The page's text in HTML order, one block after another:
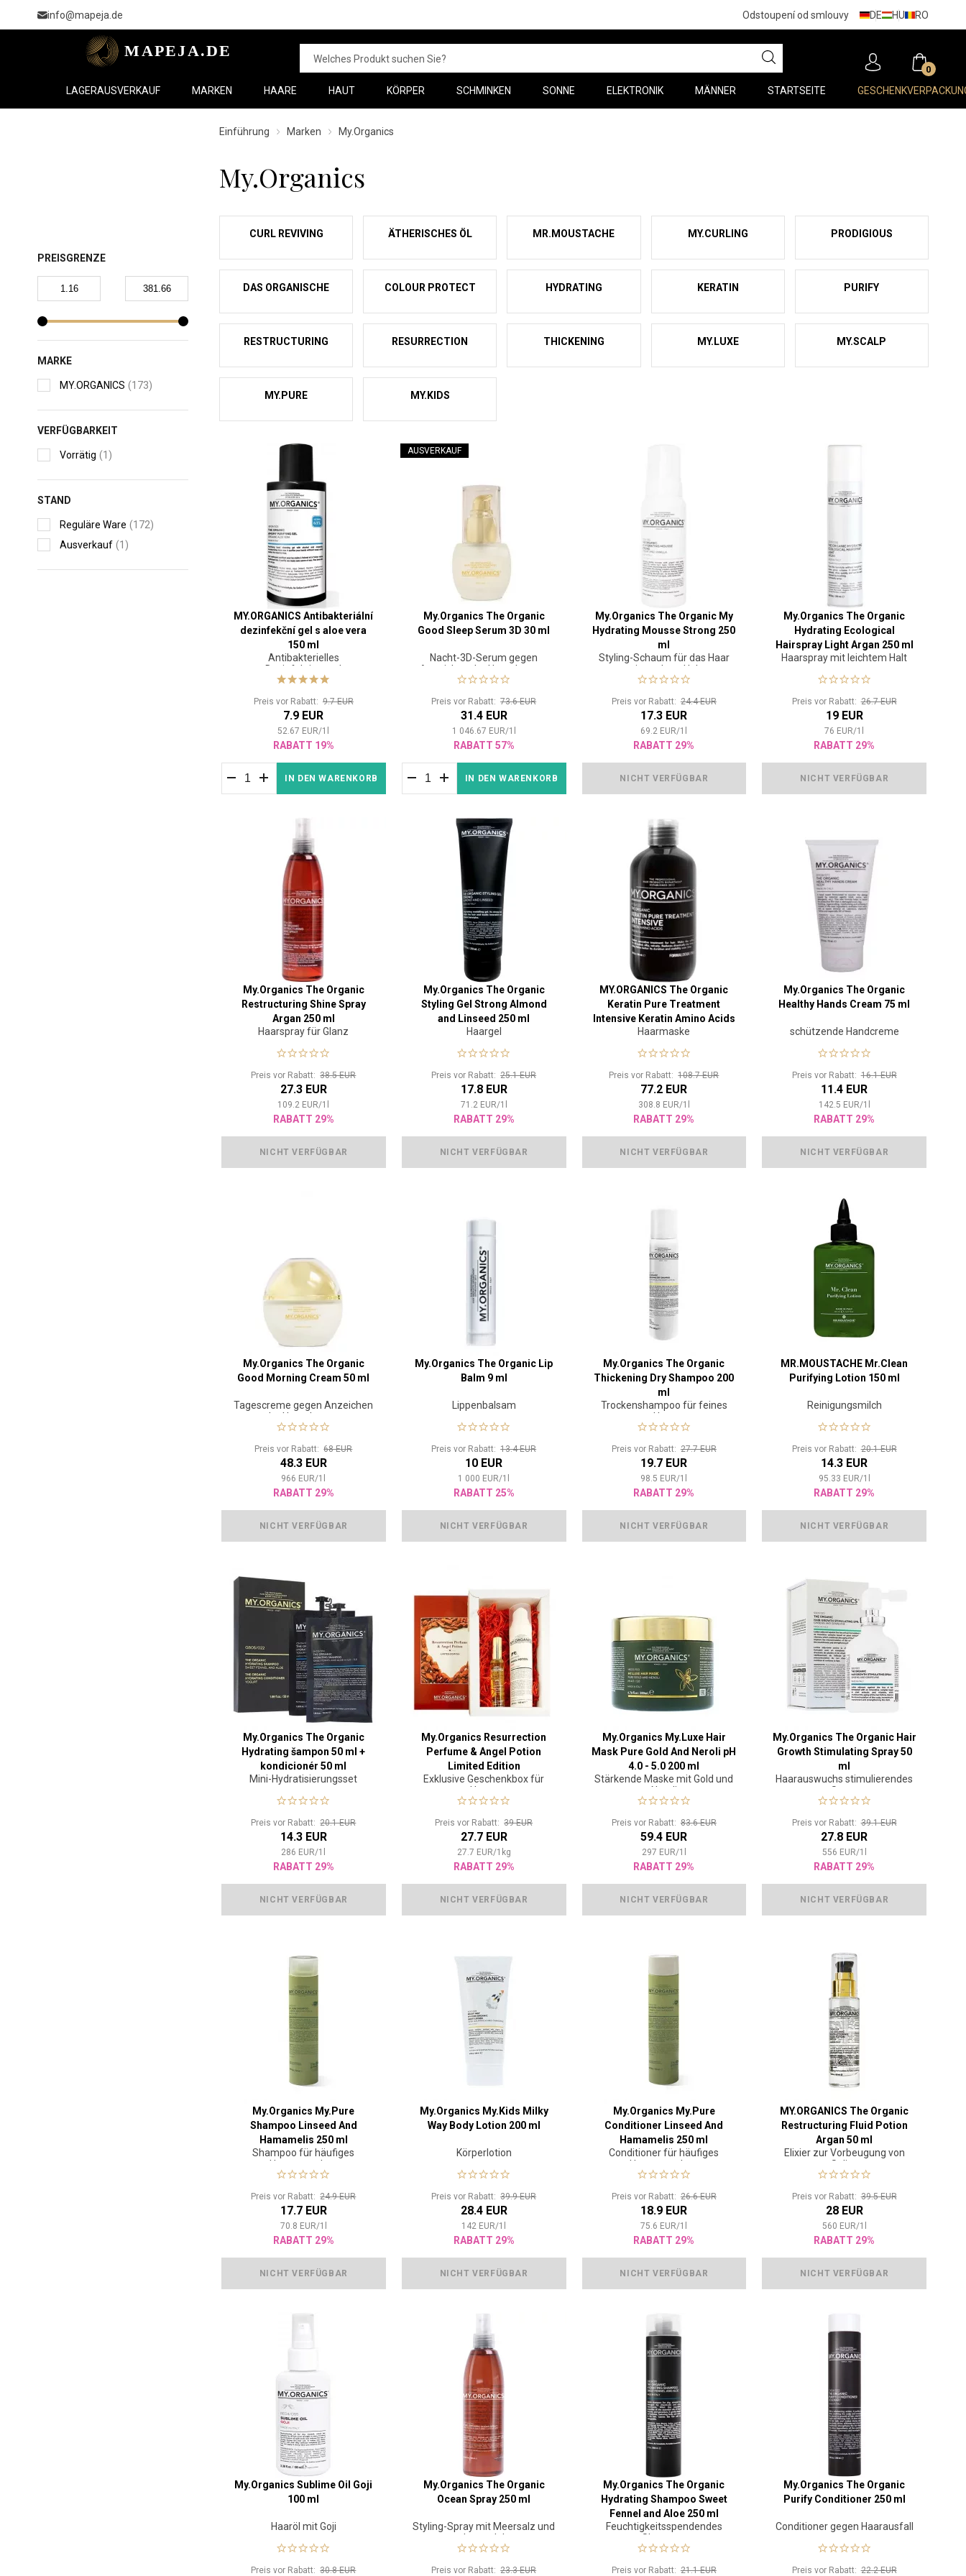
info@mapeja.de Odstoupení od smlouvy DE HU RO
0
LAGERAUSVERKAUF MARKEN HAARE HAUT KÖRPER SCHMINKEN SONNE ELEKTRONIK MÄNNER STARTSEITE
PREISGRENZE
MARKE
MY.ORGANICS (173)
VERFÜGBARKEIT
Vorrätig (1)
STAND
Reguläre Ware (172)
Ausverkauf (1)
Einführung Marken My.Organics
My.Organics
CURL REVIVING ÄTHERISCHES ÖL MR.MOUSTACHE MY.CURLING PRODIGIOUS
DAS ORGANISCHE COLOUR PROTECT HYDRATING KERATIN PURIFY
RESTRUCTURING RESURRECTION THICKENING MY.LUXE MY.SCALP
MY.PURE MY.KIDS
MY.ORGANICS Antibakteriální
dezinfekční gel s aloe vera
150 ml
Antibakterielles
Desinfektionsgel
Preis vor Rabatt: 9.7 EUR
7.9 EUR
52.67 EUR/1
RABATT 19%
IN DEN WARENKORB
AUSVERKAUF
My.Organics The Organic
Good Sleep Serum 3D 30 ml
Nacht-3D-Serum gegen
Anzeichen der Hautalterung
Preis vor Rabatt:73.6 EUR
31.4 EUR
1 046.67 EUR/1
RABATT 57%
IN DEN WARENKORB
My.Organics The Organic My
Hydrating Mousse Strong 250
ml
Styling-Schaum für das Haar
mit starkem Halt
Preis vor Rabatt: 24.4 EUR
17.3 EUR
69.2 EUR/1
RABATT 29%
NICHT VERFÜGBAR
My.Organics The Organic
Hydrating Ecological
Hairspray Light Argan 250 ml
Haarspray mit leichtem Halt
Preis vor Rabatt:26.7 EUR
19 EUR
76 EUR/1
RABATT 29%
NICHT VERFÜGBAR
My.Organics The Organic
Restructuring Shine Spray
Argan 250 ml
Haarspray für Glanz
Preis vor Rabatt:38.5 EUR
27.3 EUR
109.2 EUR/1
RABATT 29%
NICHT VERFÜGBAR
My.Organics The Organic
Styling Gel Strong Almond
and Linseed 250 ml
Haargel
Preis vor Rabatt:25.1 EUR
17.8 EUR
71.2 EUR/1
RABATT 29%
NICHT VERFÜGBAR
MY.ORGANICS The Organic
Keratin Pure Treatment
Intensive Keratin Amino Acids
250 ml
Haarmaske
Preis vor Rabatt:108.7 EUR
77.2 EUR
308.8 EUR/1
RABATT 29%
NICHT VERFÜGBAR
My.Organics The Organic
Healthy Hands Cream 75 ml
schützende Handcreme
Preis vor Rabatt:16.1 EUR
11.4 EUR
142.5 EUR/1
RABATT 29%
NICHT VERFÜGBAR
My.Organics The Organic
Good Morning Cream 50 ml
Tagescreme gegen Anzeichen
der Hautalterung
Preis vor Rabatt:68 EUR
48.3 EUR
966 EUR/1
RABATT 29%
NICHT VERFÜGBAR
My.Organics The Organic Lip
Balm 9 ml
Lippenbalsam
Preis vor Rabatt:13.4 EUR
10 EUR
1 000 EUR/1
RABATT 25%
NICHT VERFÜGBAR
My.Organics The Organic
Thickening Dry Shampoo 200
ml
Trockenshampoo für feines
Haar
Preis vor Rabatt: 27.7 EUR
19.7 EUR
98.5 EUR/1
RABATT 29%
NICHT VERFÜGBAR
MR.MOUSTACHE Mr.Clean
Purifying Lotion 150 ml
Reinigungsmilch
Preis vor Rabatt:20.1 EUR
14.3 EUR
95.33 EUR/1
RABATT 29%
NICHT VERFÜGBAR
My.Organics The Organic
Hydrating šampon 50 ml +
kondicionér 50 ml
Mini-Hydratisierungsset
Preis vor Rabatt:20.1 EUR
14.3 EUR
286 EUR/1
RABATT 29%
NICHT VERFÜGBAR
My.Organics Resurrection
Perfume & Angel Potion
Limited Edition
Exklusive Geschenkbox für
Haare
Preis vor Rabatt:39 EUR
27.7 EUR
27.7 EUR/1 kg
RABATT 29%
NICHT VERFÜGBAR
My.Organics My.Luxe Hair
Mask Pure Gold And Neroli pH
4.0 - 5.0 200 ml
Stärkende Maske mit Gold und
Neroli
Preis vor Rabatt: 83.6 EUR
59.4 EUR
297 EUR/1
RABATT 29%
NICHT VERFÜGBAR
My.Organics The Organic Hair
Growth Stimulating Spray 50
ml
Haarauswuchs stimulierendes
Spray
Preis vor Rabatt:39.1 EUR
27.8 EUR
556 EUR/1
RABATT 29%
NICHT VERFÜGBAR
My.Organics My.Pure
Shampoo Linseed And
Hamamelis 250 ml
Shampoo für häufiges
Haarewaschen
Preis vor Rabatt:24.9 EUR
17.7 EUR
70.8 EUR/1
RABATT 29%
NICHT VERFÜGBAR
My.Organics My.Kids Milky
Way Body Lotion 200 ml
Körperlotion
Preis vor Rabatt:39.9 EUR
28.4 EUR
142 EUR/1
RABATT 29%
NICHT VERFÜGBAR
My.Organics My.Pure
Conditioner Linseed And
Hamamelis 250 ml
Conditioner für häufiges
Haarewaschen
Preis vor Rabatt: 26.6 EUR
18.9 EUR
75.6 EUR/1
RABATT 29%
NICHT VERFÜGBAR
MY.ORGANICS The Organic
Restructuring Fluid Potion
Argan 50 ml
Elixier zur Vorbeugung von
Spliss
Preis vor Rabatt:39.5 EUR
28 EUR
560 EUR/1
RABATT 29%
NICHT VERFÜGBAR
My.Organics Sublime Oil Goji
100 ml
Haaröl mit Goji
Preis vor Rabatt:30.8 EUR
My.Organics The Organic
Ocean Spray 250 ml
Styling-Spray mit Meersalz und
Lavendel
Preis vor Rabatt:23.3 EUR
My.Organics The Organic
Hydrating Shampoo Sweet
Fennel and Aloe 250 ml
Feuchtigkeitsspendendes
Shampoo
Preis vor Rabatt: 21.1 EUR
My.Organics The Organic
Purify Conditioner 250 ml
Conditioner gegen Haarausfall
Preis vor Rabatt:22.2 EUR